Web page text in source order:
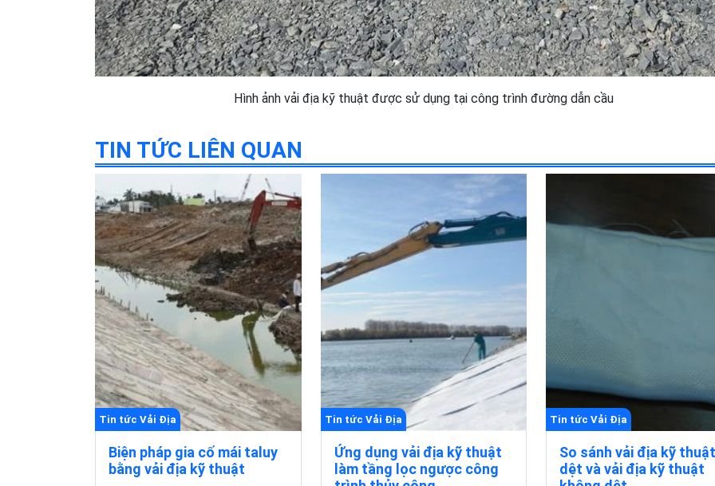
Hình ảnh vải địa kỹ thuật được sử dụng tại công trình đường dẫn cầu
TIN TỨC LIÊN QUAN
Tin tức Vải Địa
Biện pháp gia cố mái taluy
bằng vải địa kỹ thuật
Tin tức Vải Địa
Ứng dụng vải địa kỹ thuật
làm tầng lọc ngược công
Tin tức Vải Địa
So sánh vải địa kỹ thuật
dệt và vải địa kỹ thuật